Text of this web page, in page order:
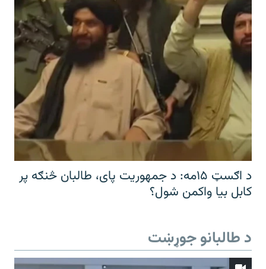
د اګسټ ۱۵مه: د جمهوریت پای، طالبان څنګه پر
کابل بیا واکمن شول؟
د طالبانو جوړښت